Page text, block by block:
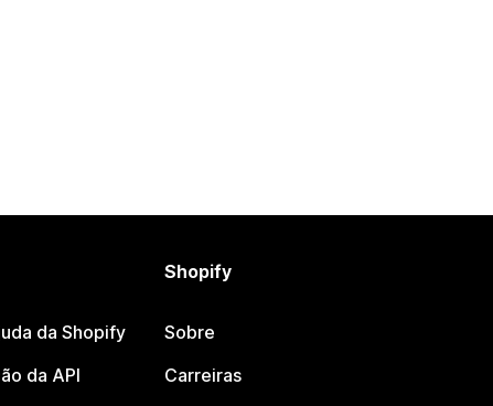
da Shopify
da API
Shopify
Sobre
Carreiras